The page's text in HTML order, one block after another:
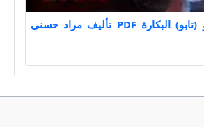
تحميل كتاب طابو (تابو) البكارة PDF تأليف مراد حسنى